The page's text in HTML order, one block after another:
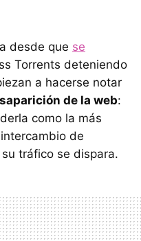
desde que se
Torrents deteniendo
a hacerse notar
de la web:
como la más
de
tráfico se dispara.